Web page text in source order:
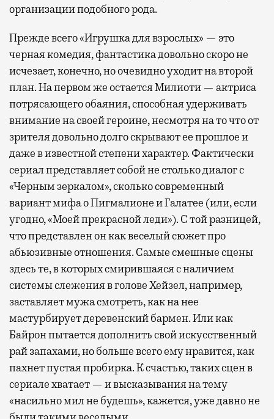
организации подобного рода.
Прежде всего «Игрушка для взрослых» — это
черная комедия, фантастика довольно скоро не
исчезает, конечно, но очевидно уходит на второй
план. На первом же остается Милиоти — актриса
потрясающего обаяния, способная удерживать
внимание на своей героине, несмотря на то что от
зрителя довольно долго скрывают ее прошлое и
даже в известной степени характер. Фактически
сериал представляет собой не столько диалог с
«Черным зеркалом», сколько современный
вариант мифа о Пигмалионе и Галатее (или, если
угодно, «Моей прекрасной леди»). С той разницей,
что представлен он как веселый сюжет про
абьюзивные отношения. Самые смешные сцены
здесь те, в которых смирившаяся с наличием
системы слежения в голове Хейзел, например,
заставляет мужа смотреть, как на нее
мастурбирует деревенский бармен. Или как
Байрон пытается дополнить свой искусственный
рай запахами, но больше всего ему нравится, как
пахнет пустая пробирка. К счастью, таких сцен в
сериале хватает — и высказывания на тему
«насильно мил не будешь», кажется, уже давно не